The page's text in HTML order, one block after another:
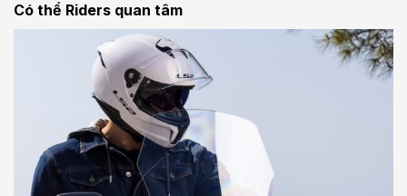
Có thể Riders quan tâm